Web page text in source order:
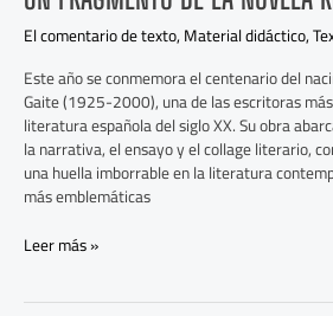
El comentario de texto,Material didáctico,
Este año se conmemora el centenario del
Gaite (1925-2000), una de las escritoras
literatura española del siglo XX. Su obra
la narrativa, el ensayo y el collage literario,
una huella imborrable en la literatura
más emblemáticas
Leer más »